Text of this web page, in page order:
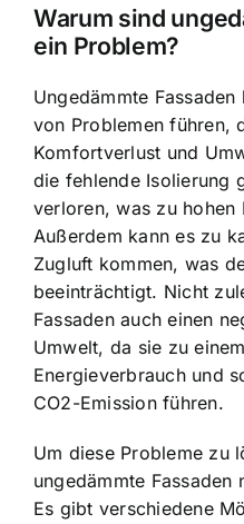
Warum sind
ein Problem?
Ungedämmte
von Problemen führen,
Komfortverlust und
die fehlende Isolierung
verloren, was zu hohen
Außerdem kann es zu
Zugluft kommen, was
beeinträchtigt. Nicht
Fassaden auch einen
Umwelt, da sie zu
Energieverbrauch und
CO2-Emission führen.
Um diese Probleme zu
ungedämmte Fassaden
Es gibt verschiedene